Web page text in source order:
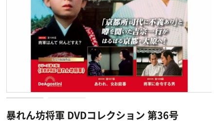
暴れん坊将軍 DVDコレクション 第36号